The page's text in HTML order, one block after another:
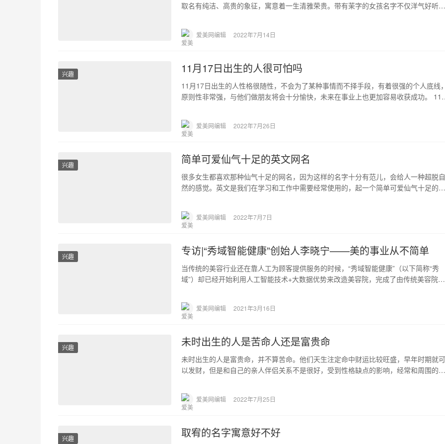
取名有纯洁、高贵的象征，寓意着一生清雅荣贵。带有茉字的女孩名字不仅洋气好听，
爱美网编辑 2022年7月14日
兴趣 11月17日出生的人很可怕吗
11月17日出生的人性格很随性，不会为了某种事情而不择手段，有着很强的个人底线
原则性非常强，与他们做朋友将会十分愉快，未来在事业上也更加容易收获成功。 11
爱美网编辑 2022年7月26日
兴趣 简单可爱仙气十足的英文网名
很多女生都喜欢那种仙气十足的网名，因为这样的名字十分有范儿，会给人一种超脱自
然的感觉。英文是我们在学习和工作中需要经常使用的，起一个简单可爱仙气十足的英
爱美网编辑 2022年7月7日
兴趣 专访|“秀域智能健康”创始人李晓宁——美的事业从不简单
当传统的美容行业还在靠人工为顾客提供服务的时候，“秀域智能健康”（以下简称“秀
域”）却已经开始利用人工智能技术+大数据优势来改造美容院，完成了由传统美容院到
爱美网编辑 2021年3月16日
兴趣 未时出生的人是苦命人还是富贵命
未时出生的人是富贵命，并不算苦命。他们天生注定命中财运比较旺盛，早年时期就可
以发财，但是和自己的亲人伴侣关系不是很好，受到性格缺点的影响，经常和周围的人
爱美网编辑 2022年7月25日
兴趣 取宥的名字寓意好不好